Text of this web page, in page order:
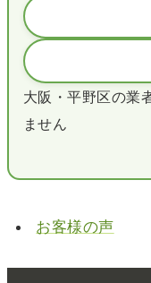
大阪・平野区の業
ません
お客様の声